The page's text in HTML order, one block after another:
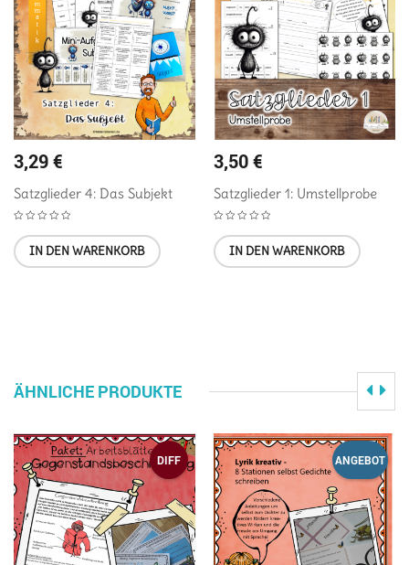
3,29€
Satzglieder 4: Das Subjekt
IN DEN WARENKORB
3,50€
Satzglieder 1: Umstellprobe
IN DEN WARENKORB
ÄHNLICHE PRODUKTE
DIFF ANGEBOT